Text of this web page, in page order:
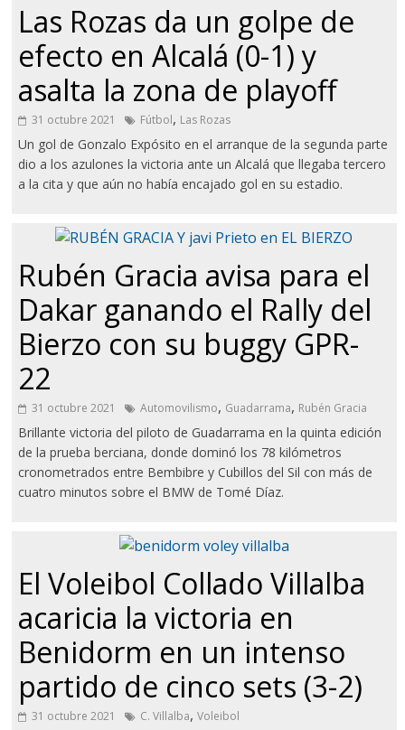
Las Rozas da un golpe de
efecto en Alcalá (0-1) y
asalta la zona de playoff
31 octubre 2021 Fútbol, Las Rozas
Un gol de Gonzalo Expósito en el arranque de la segunda parte
dio a los azulones la victoria ante un Alcalá que llegaba tercero
a la cita y que aún no había encajado gol en su estadio.
Rubén Gracia avisa para el
Dakar ganando el Rally del
Bierzo con su buggy GPR-
22
31 octubre 2021 Automovilismo, Guadarrama, Rubén Gracia
Brillante victoria del piloto de Guadarrama en la quinta edición
de la prueba berciana, donde dominó los 78 kilómetros
cronometrados entre Bembibre y Cubillos del Sil con más de
cuatro minutos sobre el BMW de Tomé Díaz.
El Voleibol Collado Villalba
acaricia la victoria en
Benidorm en un intenso
partido de cinco sets (3-2)
31 octubre 2021 C. Villalba,Voleibol